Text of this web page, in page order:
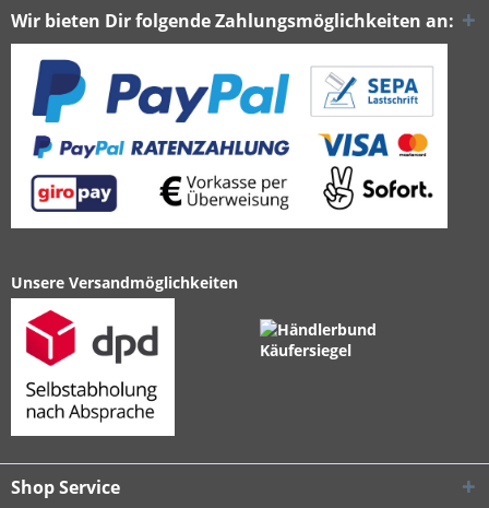
Wir bieten Dir folgende Zahlungsmöglichkeiten an:
Unsere Versandmöglichkeiten
Shop Service